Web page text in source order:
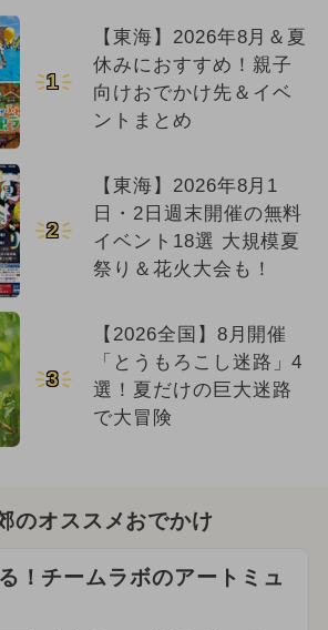
1
【東海】2026年8月＆夏
休みにおすすめ！親子
向けおでかけ先＆イベ
ントまとめ
2
【東海】2026年8月1
日・2日週末開催の無料
イベント18選 大規模夏
祭り＆花火大会も！
3
【2026全国】8月開催
「とうもろこし迷路」4
選！夏だけの巨大迷路
で大冒険
のオススメおでかけ
！チームラボのアートミュ